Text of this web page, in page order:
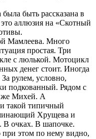
быть рассказана в
аллюзия на «Скотный
Мамлеева. Много
простая. Три
с люлькой. Мотоцикл
денег стоит. Иногда
рулем, условно,
подкованный. Рядом с
же Михей. А
такой типичный
Хрущева и
В очках. В шапочке.
этом по нему видно,